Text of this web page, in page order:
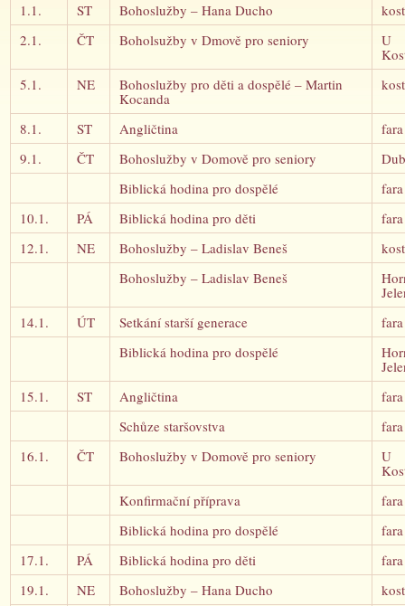
1.1.
ST Bohoslužby – Hana Ducho
2.1.
ČT Boholsužby v Dmově pro seniory
U
5.1.
NE
Bohoslužby pro děti a dospělé – Martin
Kocanda
8.1. ST Angličtina
fara
9.1.
ČT Bohoslužby v Domově pro seniory
Biblická hodina pro dospělé
fara
10.1.
PÁ Biblická hodina pro děti
fara
12.1.
NE Bohoslužby – Ladislav Beneš
Bohoslužby – Ladislav Beneš
14.1.
ÚT Setkání starší generace
fara
Biblická hodina pro dospělé
15.1.
ST Angličtina
fara
Schůze staršovstva
fara
16.1.
ČT Bohoslužby v Domově pro seniory
U
Konfirmační příprava
fara
Biblická hodina pro dospělé
fara
17.1.
PÁ Biblická hodina pro děti
fara
19.1.
NE Bohoslužby – Hana Ducho